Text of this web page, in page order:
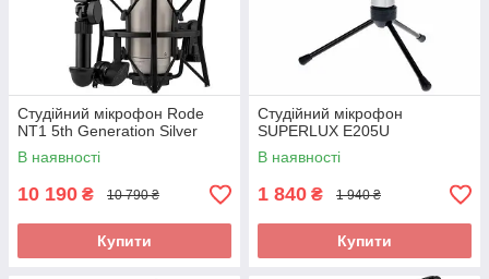
Студійний мікрофон Rode
NT1 5th Generation Silver
В наявності
10 190 ₴ 10 790 ₴
Купити
Студійний мікрофон
SUPERLUX E205U
В наявності
1 840 ₴ 1 940 ₴
Купити